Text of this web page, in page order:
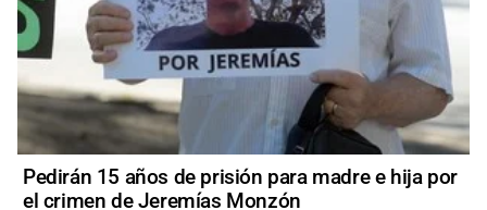
Pedirán 15 años de prisión para madre e hija por
el crimen de Jeremías Monzón